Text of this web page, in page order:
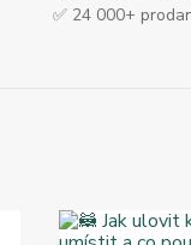
✅ 24 000+